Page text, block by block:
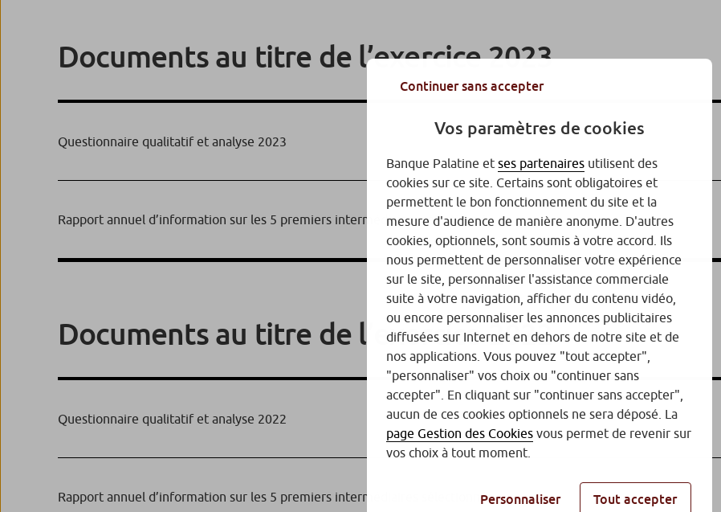
Documents au titre de l’exercice 2023
Questionnaire qualitatif et analyse 2023
Rapport annuel d’information sur les 5 premiers intermédiaires sélectionnés
Documents au titre de l’exercice 2022
Questionnaire qualitatif et analyse 2022
Rapport annuel d’information sur les 5 premiers intermédiaires sélectionnés
Continuer sans accepter
Vos paramètres de cookies
Banque Palatine et ses partenaires utilisent des
cookies sur ce site. Certains sont obligatoires et
permettent le bon fonctionnement du site et la
mesure d'audience de manière anonyme. D'autres
cookies, optionnels, sont soumis à votre accord. Ils
nous permettent de personnaliser votre expérience
sur le site, personnaliser l'assistance commerciale
suite à votre navigation, afficher du contenu vidéo,
ou encore personnaliser les annonces publicitaires
diffusées sur Internet en dehors de notre site et de
nos applications. Vous pouvez "tout accepter",
"personnaliser" vos choix ou "continuer sans
accepter". En cliquant sur "continuer sans accepter",
aucun de ces cookies optionnels ne sera déposé. La
page Gestion des Cookies vous permet de revenir sur
vos choix à tout moment.
Personnaliser Tout accepter